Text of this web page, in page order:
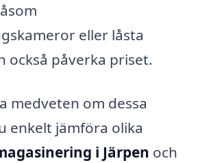
eller låsta
också påverka priset.
medveten om dessa
enkelt jämföra olika
i Järpen och